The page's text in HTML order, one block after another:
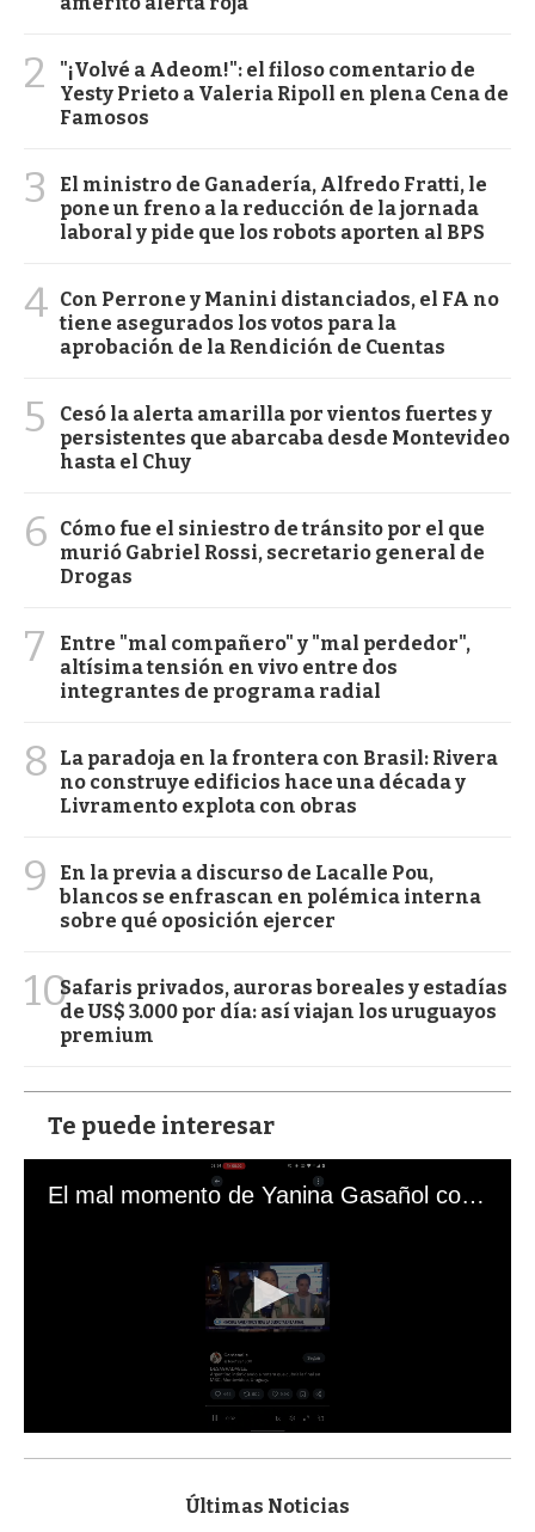
2
"¡Volvé a Adeom!": el filoso comentario de
Yesty Prieto a Valeria Ripoll en plena Cena de
Famosos
3
El ministro de Ganadería, Alfredo Fratti, le
pone un freno a la reducción de la jornada
laboral y pide que los robots aporten al BPS
4 Con Perrone y Manini distanciados, el FA no
tiene asegurados los votos para la
aprobación de la Rendición de Cuentas
5
Cesó la alerta amarilla por vientos fuertes y
persistentes que abarcaba desde Montevideo
hasta el Chuy
6
Cómo fue el siniestro de tránsito por el que
murió Gabriel Rossi, secretario general de
Drogas
7
Entre "mal compañero" y "mal perdedor",
altísima tensión en vivo entre dos
integrantes de programa radial
8
La paradoja en la frontera con Brasil: Rivera
no construye edificios hace una década y
Livramento explota con obras
9
En la previa a discurso de Lacalle Pou,
blancos se enfrascan en polémica interna
sobre qué oposición ejercer
10Safaris privados, auroras boreales y estadías
de US$ 3.000 por día: así viajan los uruguayos
premium
Te puede interesar
El mal momento de Yanina Gasañol con un hincha argentino en "Subrayado"
s
Últimas Noticias